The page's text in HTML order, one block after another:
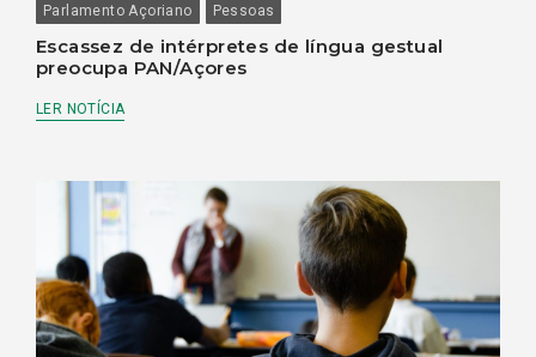
Parlamento Açoriano
Pessoas
Escassez de intérpretes de língua gestual
preocupa PAN/Açores
LER NOTÍCIA